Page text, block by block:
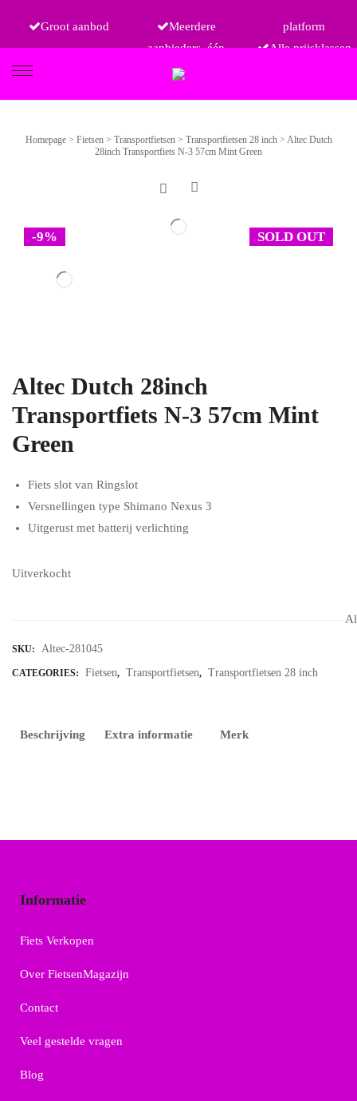
Groot aanbod
Meerdere
aanbieders, één
platform
Alle prijsklassen
Homepage > Fietsen > Transportfietsen > Transportfietsen 28 inch > Altec Dutch
28inch Transportfiets N-3 57cm Mint Green
-9% SOLD OUT
Altec Dutch 28inch
Transportfiets N-3 57cm Mint
Green
Fiets slot van Ringslot
Versnellingen type Shimano Nexus 3
Uitgerust met batterij verlichting
Uitverkocht
SKU: Altec-281045
CATEGORIES: Fietsen, Transportfietsen, Transportfietsen 28 inch
Beschrijving Extra informatie Merk
Informatie
Fiets Verkopen
Over FietsenMagazijn
Contact
Veel gestelde vragen
Blog